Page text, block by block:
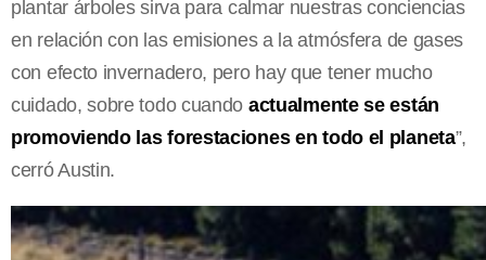
plantar árboles sirva para calmar nuestras conciencias
en relación con las emisiones a la atmósfera de gases
con efecto invernadero, pero hay que tener mucho
cuidado, sobre todo cuando actualmente se están
promoviendo las forestaciones en todo el planeta”,
cerró Austin.